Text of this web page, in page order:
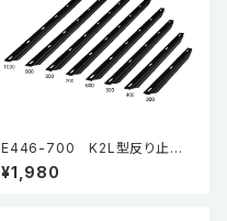
E446-700 K2L型反り止め
金具
¥1,980